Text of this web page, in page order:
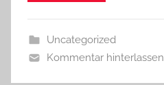
Uncategorized
Kommentar hinterlassen